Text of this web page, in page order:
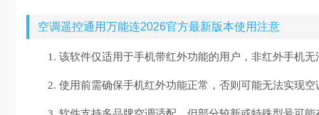
空调遥控通用万能连2026官方最新版本使用注意
1. 该软件仅适用于手机带红外功能的用户，非红外手机无
2. 使用前需确保手机红外功能正常，否则可能无法实现空